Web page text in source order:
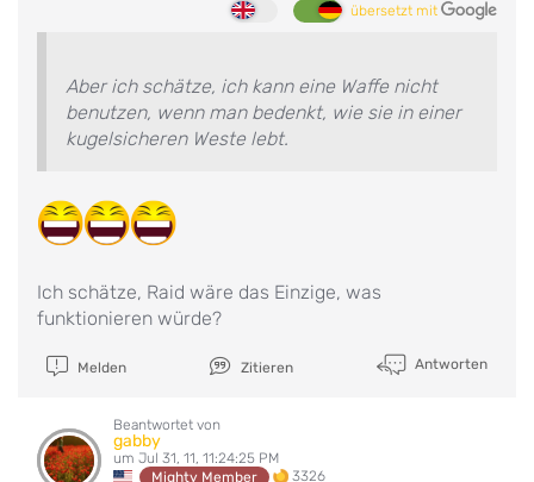
übersetzt mit
Aber ich schätze, ich kann eine Waffe nicht
benutzen, wenn man bedenkt, wie sie in einer
kugelsicheren Weste lebt.
Ich schätze, Raid wäre das Einzige, was
funktionieren würde?
Melden Zitieren Antworten
Beantwortet von
gabby
um Jul 31, 11, 11:24:25 PM
Mighty Member
3326